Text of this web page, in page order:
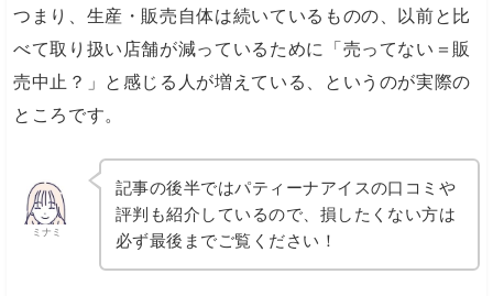
つまり、生産・販売自体は続いているものの、以前と比
べて取り扱い店舗が減っているために「売ってない＝販
売中止？」と感じる人が増えている、というのが実際の
ところです。
ミナミ
記事の後半ではパティーナアイスの口コミや
評判も紹介しているので、損したくない方は
必ず最後までご覧ください！